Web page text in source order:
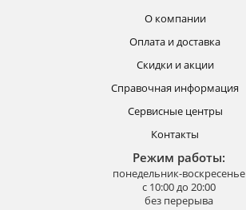
О компании
Оплата и доставка
Скидки и акции
Справочная информация
Сервисные центры
Контакты
Режим работы:
понедельник-воскресенье
с 10:00 до 20:00
без перерыва